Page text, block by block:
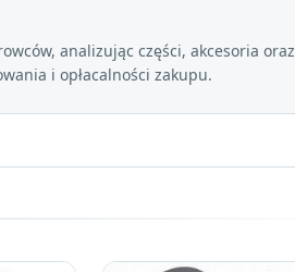
analizując części, akcesoria oraz
i opłacalności zakupu.